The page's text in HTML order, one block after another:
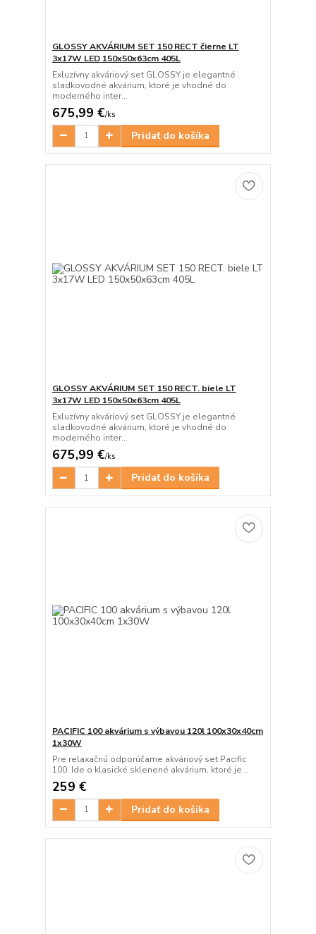
GLOSSY AKVÁRIUM SET 150 RECT čierne LT
3x17W LED 150x50x63cm 405L
Exluzívny akváriový set GLOSSY je elegantné
sladkovodné akvárium, ktoré je vhodné do
moderného inter...
675,99 €/ks
Pridať do košíka
GLOSSY AKVÁRIUM SET 150 RECT. biele LT
3x17W LED 150x50x63cm 405L
Exluzívny akváriový set GLOSSY je elegantné
sladkovodné akvárium, ktoré je vhodné do
moderného inter...
675,99 €/ks
Pridať do košíka
PACIFIC 100 akvárium s výbavou 120l 100x30x40cm
1x30W
Pre relaxačnú odporúčame akváriový set Pacific
100. Ide o klasické sklenené akvárium, ktoré je...
259 €
Pridať do košíka